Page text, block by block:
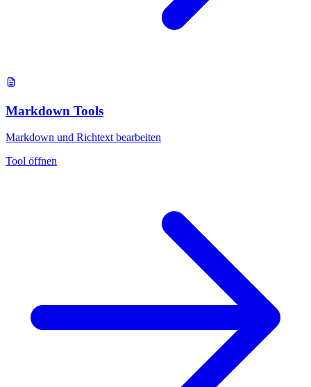
Markdown Tools
Markdown und Richtext bearbeiten
Tool öffnen